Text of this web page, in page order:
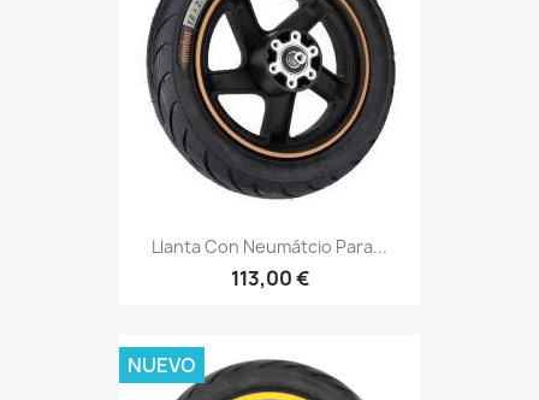
Llanta Con Neumátcio Para...
113,00 €
NUEVO